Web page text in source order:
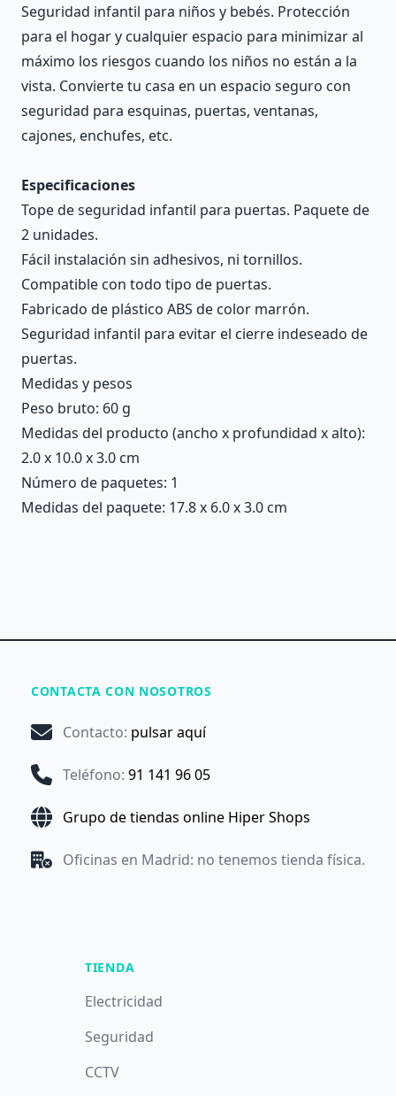
Seguridad infantil para niños y bebés. Protección
para el hogar y cualquier espacio para minimizar al
máximo los riesgos cuando los niños no están a la
vista. Convierte tu casa en un espacio seguro con
seguridad para esquinas, puertas, ventanas,
cajones, enchufes, etc.
Especificaciones
Tope de seguridad infantil para puertas. Paquete de
2 unidades.
Fácil instalación sin adhesivos, ni tornillos.
Compatible con todo tipo de puertas.
Fabricado de plástico ABS de color marrón.
Seguridad infantil para evitar el cierre indeseado de
puertas.
Medidas y pesos
Peso bruto: 60 g
Medidas del producto (ancho x profundidad x alto):
2.0 x 10.0 x 3.0 cm
Número de paquetes: 1
Medidas del paquete: 17.8 x 6.0 x 3.0 cm
CONTACTA CON NOSOTROS
Contacto: pulsar aquí
Teléfono: 91 141 96 05
Grupo de tiendas online Hiper Shops
Oficinas en Madrid: no tenemos tienda física.
TIENDA
Electricidad
Seguridad
CCTV